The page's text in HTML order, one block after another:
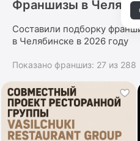
Франшизы в
Составили подборку
в Челябинске в 2026 году
Показано франшиз: 27 из 288